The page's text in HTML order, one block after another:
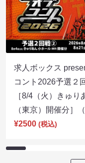
求人ボックス
コント2026予選
［8/4（火）きゅ
（東京）開催分］
¥2500 (税込)